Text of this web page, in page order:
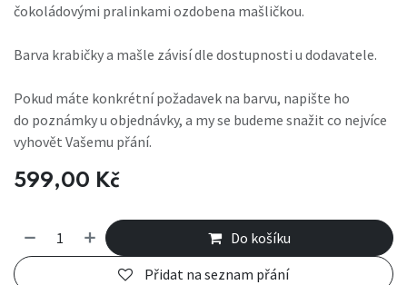
čokoládovými pralinkami ozdobena mašličkou.
Barva krabičky a mašle závisí dle dostupnosti u dodavatele.
Pokud máte konkrétní požadavek na barvu, napište ho
do poznámky u objednávky, a my se budeme snažit co nejvíce
vyhovět Vašemu přání.
599,00 Kč
Do košíku
Přidat na seznam přání